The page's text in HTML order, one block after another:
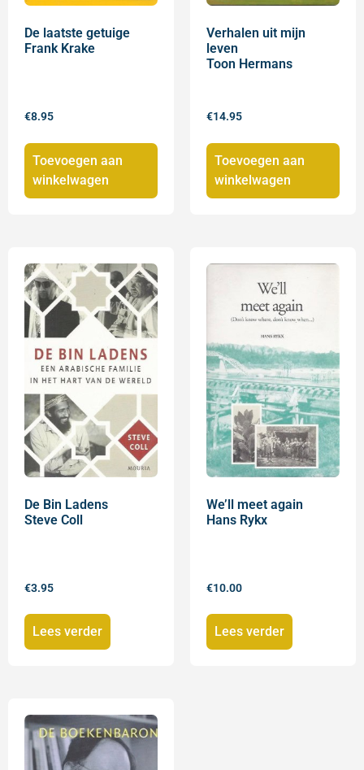
De laatste getuige
Frank Krake
€8.95
Toevoegen aan
winkelwagen
Verhalen uit mijn
leven
Toon Hermans
€14.95
Toevoegen aan
winkelwagen
De Bin Ladens
Steve Coll
€3.95
Lees verder
We’ll meet again
Hans Rykx
€10.00
Lees verder